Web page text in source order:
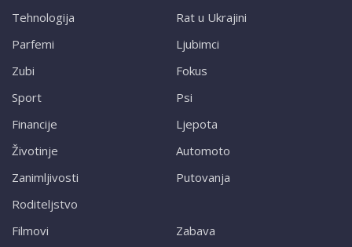
Tehnologija
Parfemi
Zubi
Sport
Financije
Životinje
Zanimljivosti
Roditeljstvo
Rat u Ukrajini
Ljubimci
Fokus
Psi
Ljepota
Automoto
Putovanja
Filmovi Zabava